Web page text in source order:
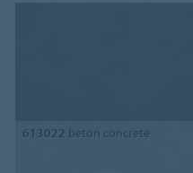
613022 beton concrete